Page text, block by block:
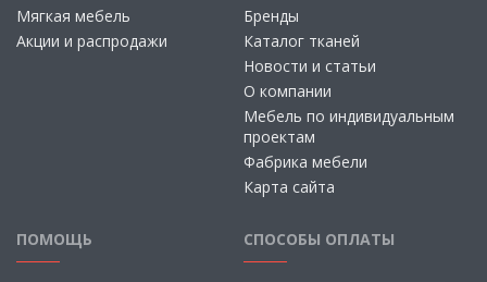
Мягкая мебель
Акции и распродажи
Бренды
Каталог тканей
Новости и статьи
О компании
Мебель по индивидуальным
проектам
Фабрика мебели
Карта сайта
ПОМОЩЬ СПОСОБЫ ОПЛАТЫ